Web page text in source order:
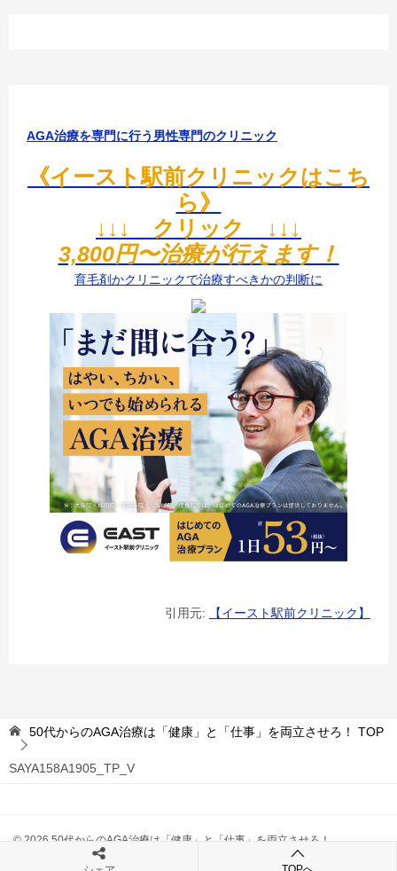
AGA治療を専門に行う男性専門のクリニック
《イースト駅前クリニックはこち
ら》
↓↓↓ クリック ↓↓↓
3,800円〜治療が行えます！
育毛剤かクリニックで治療すべきかの判断に
引用元: 【イースト駅前クリニック】
50代からのAGA治療は「健康」と「仕事」を両立させろ！ TOP
SAYA158A1905_TP_V
© 2026 50代からのAGA治療は「健康」と「仕事」を両立させろ！